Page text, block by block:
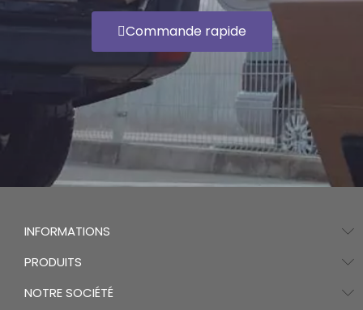
Commande rapide
INFORMATIONS
PRODUITS
NOTRE SOCIÉTÉ